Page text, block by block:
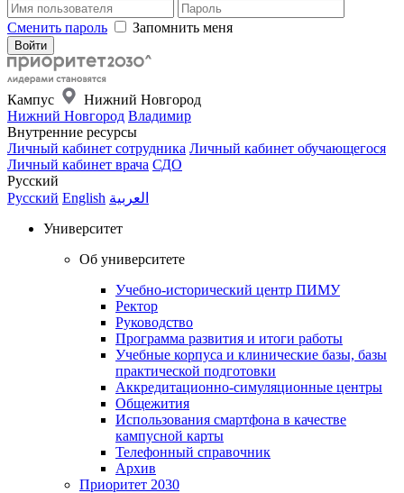
Сменить пароль Запомнить меня
Кампус
Нижний Новгород
Нижний Новгород Владимир
Внутренние ресурсы
Личный кабинет сотрудника Личный кабинет обучающегося
Личный кабинет врача СДО
Русский
Русский English العربية
Университет
Об университете
Учебно-исторический центр ПИМУ
Ректор
Руководство
Программа развития и итоги работы
Учебные корпуса и клинические базы, базы
практической подготовки
Аккредитационно-симуляционные центры
Общежития
Использования смартфона в качестве
кампусной карты
Телефонный справочник
Архив
Приоритет 2030